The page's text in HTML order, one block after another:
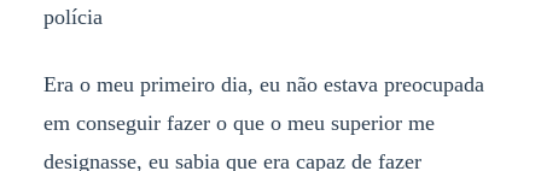
polícia
Era o meu primeiro dia, eu não estava preocupada
em conseguir fazer o que o meu superior me
designasse, eu sabia que era capaz de fazer